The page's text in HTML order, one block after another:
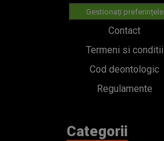
Gestionați preferințele
Contact
Termeni si conditii
Cod deontologic
Regulamente
Categorii